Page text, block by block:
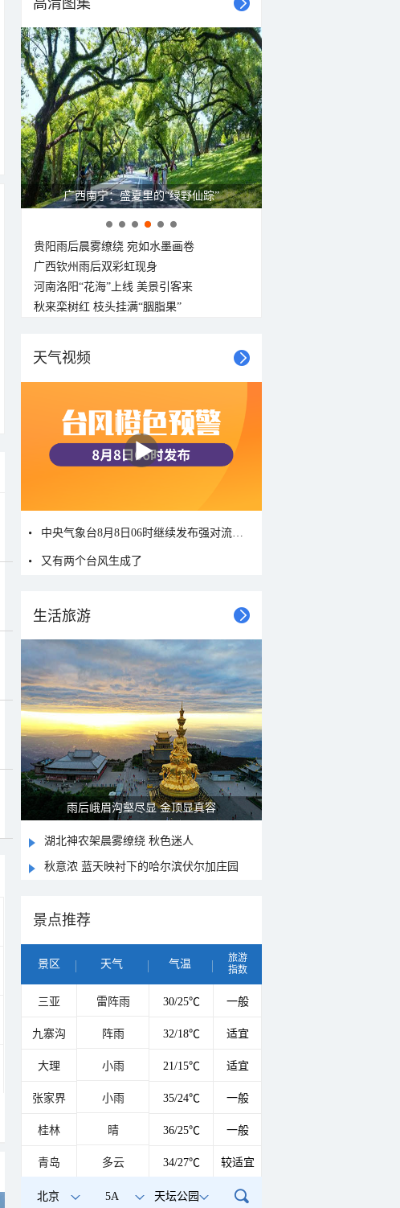
呼伦贝尔草原 藏着最治愈的蓝天白云
贵阳雨后晨雾缭绕 宛如水墨画卷
广西钦州雨后双彩虹现身
河南洛阳“花海”上线 美景引客来
秋来栾树红 枝头挂满“胭脂果”
天气视频
又有两个台风生成了
生活旅游
山水扇面：秋红点缀颐和园西堤
湖北神农架晨雾缭绕 秋色迷人
秋意浓 蓝天映衬下的哈尔滨伏尔加庄园
景点推荐
景区 天气 气温
旅游
指数
三亚 雷阵雨 30/25℃ 一般
九寨沟 阵雨 32/18℃ 适宜
大理 小雨 21/15℃ 适宜
张家界 小雨 35/24℃ 一般
桂林 晴 36/25℃ 一般
青岛 多云 34/27℃ 较适宜
北京 5A 天坛公园